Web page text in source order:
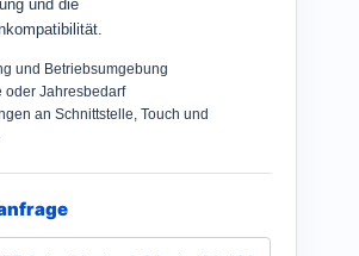
und die
und Betriebsumgebung
oder Jahresbedarf
an Schnittstelle, Touch und